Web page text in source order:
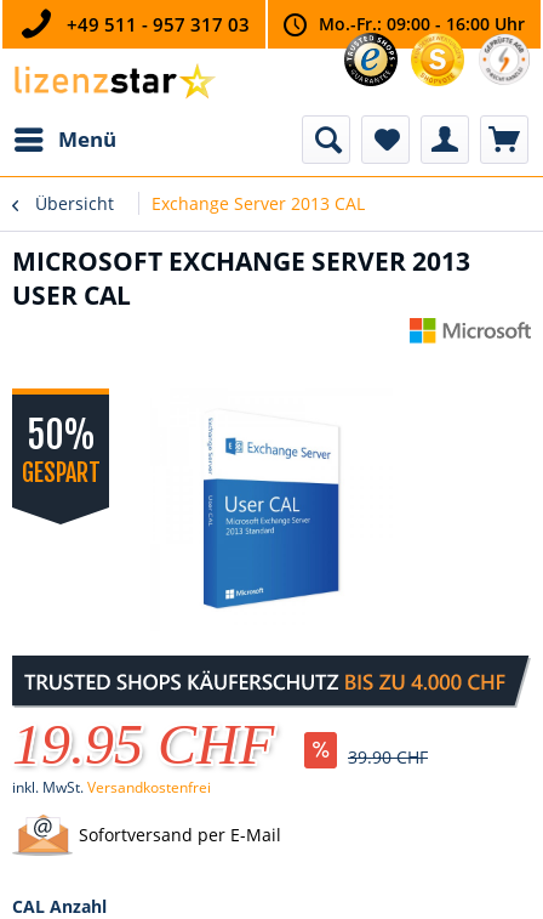
+49 511 - 957 317 03 Mo.-Fr.: 09:00 - 16:00 Uhr
Menü
Übersicht Exchange Server 2013 CAL
MICROSOFT EXCHANGE SERVER 2013
USER CAL
50%
GESPART
19.95 CHF 39.90 CHF
inkl. MwSt.Versandkostenfrei
Sofortversand per E-Mail
CAL Anzahl